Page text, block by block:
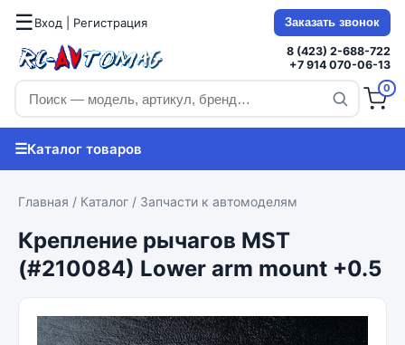
☰Вход | Регистрация Заказать звонок
8 (423) 2-688-722
+7 914 070-06-13
0
☰Каталог товаров
Главная / Каталог / Запчасти к автомоделям
Крепление рычагов MST
(#210084) Lower arm mount +0.5